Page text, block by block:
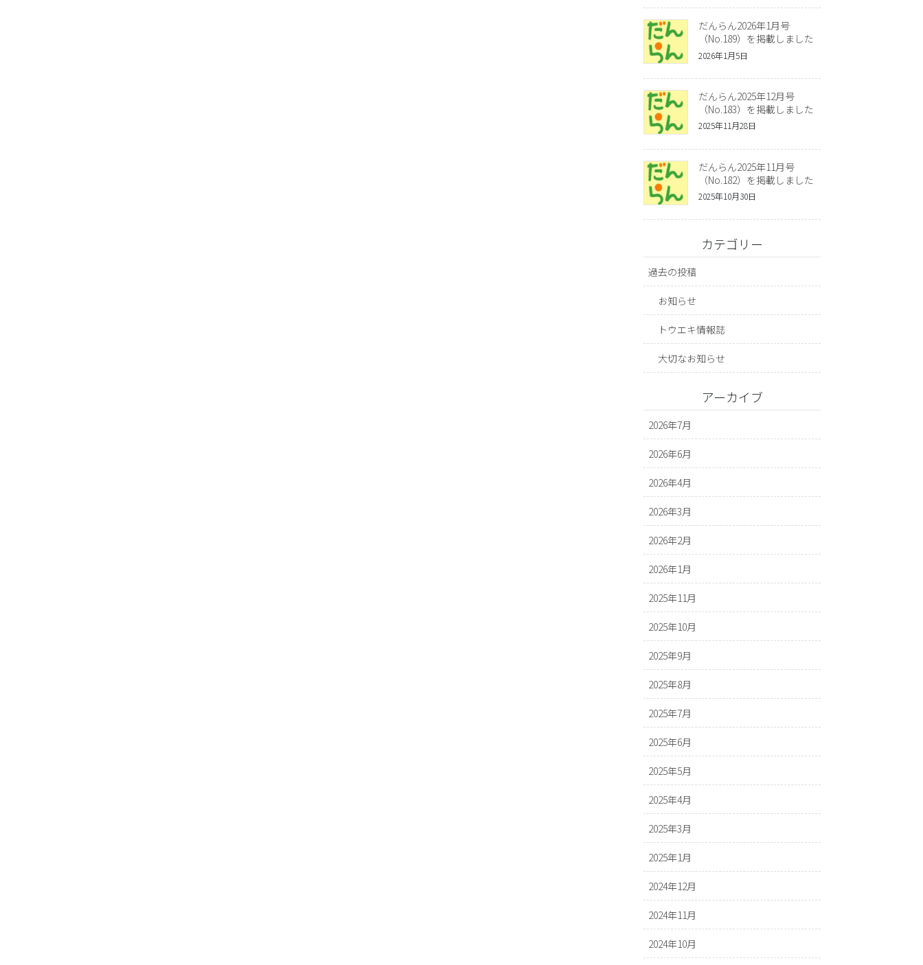
だんらん2026年1月号
（No.189）を掲載しました
2026年1月5日
だんらん2025年12月号
（No.183）を掲載しました
2025年11月28日
だんらん2025年11月号
（No.182）を掲載しました
2025年10月30日
カテゴリー
過去の投稿
お知らせ
トウエキ情報誌
大切なお知らせ
アーカイブ
2026年7月
2026年6月
2026年4月
2026年3月
2026年2月
2026年1月
2025年11月
2025年10月
2025年9月
2025年8月
2025年7月
2025年6月
2025年5月
2025年4月
2025年3月
2025年1月
2024年12月
2024年11月
2024年10月